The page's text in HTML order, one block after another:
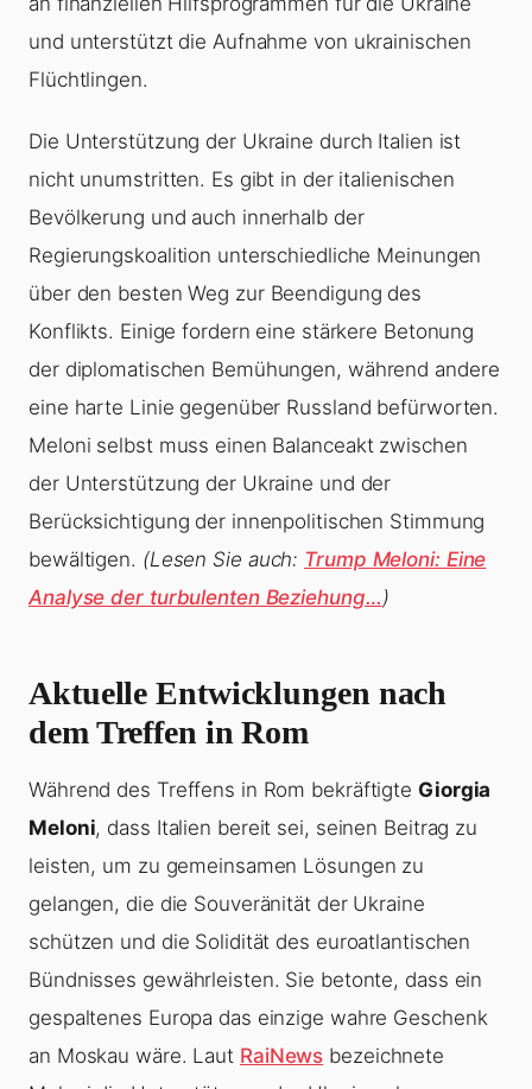
und unterstützt die Aufnahme von ukrainischen
Flüchtlingen.
Die Unterstützung der Ukraine durch Italien ist
nicht unumstritten. Es gibt in der italienischen
Bevölkerung und auch innerhalb der
Regierungskoalition unterschiedliche Meinungen
über den besten Weg zur Beendigung des
Konflikts. Einige fordern eine stärkere Betonung
der diplomatischen Bemühungen, während andere
eine harte Linie gegenüber Russland befürworten.
Meloni selbst muss einen Balanceakt zwischen
der Unterstützung der Ukraine und der
Berücksichtigung der innenpolitischen Stimmung
bewältigen. (Lesen Sie auch: Trump Meloni: Eine
Analyse der turbulenten Beziehung…)
Aktuelle Entwicklungen nach
dem Treffen in Rom
Während des Treffens in Rom bekräftigte Giorgia
Meloni, dass Italien bereit sei, seinen Beitrag zu
leisten, um zu gemeinsamen Lösungen zu
gelangen, die die Souveränität der Ukraine
schützen und die Solidität des euroatlantischen
Bündnisses gewährleisten. Sie betonte, dass ein
gespaltenes Europa das einzige wahre Geschenk
an Moskau wäre. Laut RaiNews bezeichnete